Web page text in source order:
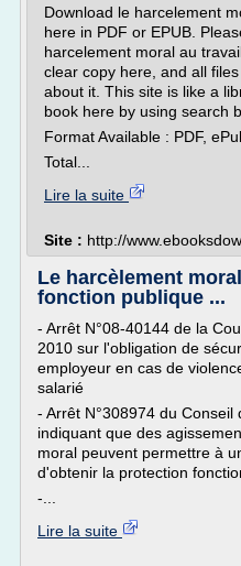
Download le harcelement
here in PDF or EPUB.
harcelement moral au
clear copy here, and all
about it. This site is like a
book here by using search
Format Available : PDF,
Total...
Lire la suite
Site : http://
Le harcèlement
fonction publique ...
- Arrêt N°08-40144 de la
2010 sur l'obligation de
employeur en cas de
salarié
- Arrêt N°308974 du
indiquant que des
moral peuvent permettre à
d'obtenir la protection
-...
Lire la suite